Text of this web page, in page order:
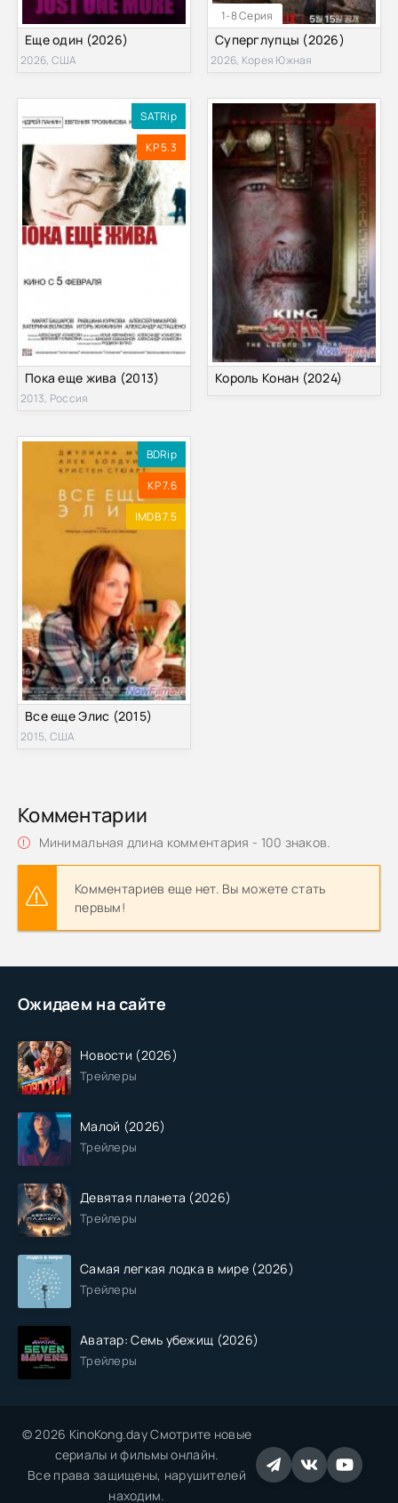
Ожидаем на сайте
Новости (2026)
Трейлеры
Малой (2026)
Трейлеры
Девятая планета (2026)
Трейлеры
Самая легкая лодка в мире (2026)
Трейлеры
Аватар: Семь убежищ (2026)
Трейлеры
Еще один (2026)
2026, США
1-8 Серия
Суперглупцы (2026)
2026, Корея Южная
SATRip
KP 5.3
Пока еще жива (2013)
2013, Россия
Король Конан (2024)
BDRip
KP 7.6
IMDB 7.5
Все еще Элис (2015)
2015, США
Комментарии
Минимальная длина комментария - 100 знаков.
Комментариев еще нет. Вы можете стать
первым!
© 2026 KinoKong.day Смотрите новые
сериалы и фильмы онлайн.
Все права защищены, нарушителей
находим.